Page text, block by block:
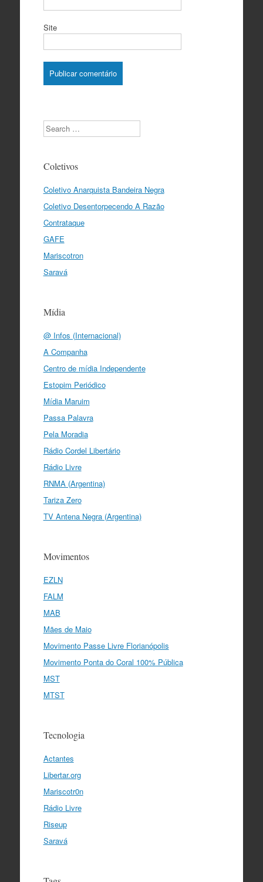
Site
Search
Coletivos
Coletivo Anarquista Bandeira Negra
Coletivo Desentorpecendo A Razão
Contrataque
GAFE
Mariscotron
Saravá
Mídia
@ Infos (Internacional)
A Companha
Centro de mídia Independente
Estopim Periódico
Mídia Maruim
Passa Palavra
Pela Moradia
Rádio Cordel Libertário
Rádio Livre
RNMA (Argentina)
Tariza Zero
TV Antena Negra (Argentina)
Movimentos
EZLN
FALM
MAB
Mães de Maio
Movimento Passe Livre Florianópolis
Movimento Ponta do Coral 100% Pública
MST
MTST
Tecnologia
Actantes
Libertar.org
Mariscotr0n
Rádio Livre
Riseup
Saravá